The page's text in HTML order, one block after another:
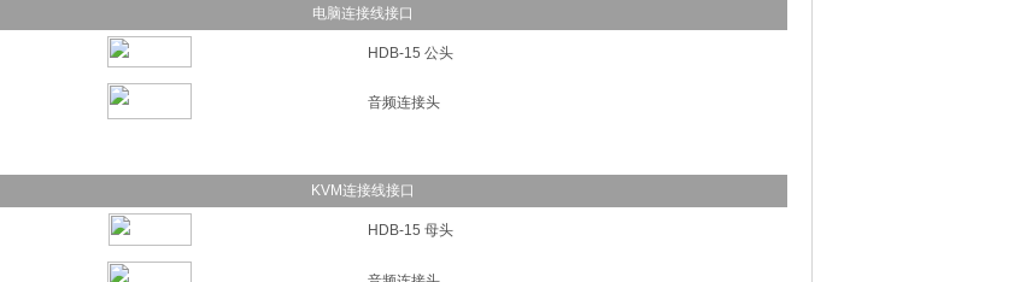
电脑连接线接口
HDB-15 公头
音频连接头
KVM连接线接口
HDB-15 母头